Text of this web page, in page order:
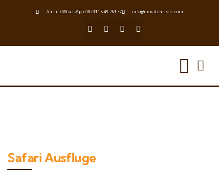
Anruf / WhatsApp: 0020115 49 76177 info@ramatouristic.com
Safari Ausfluge